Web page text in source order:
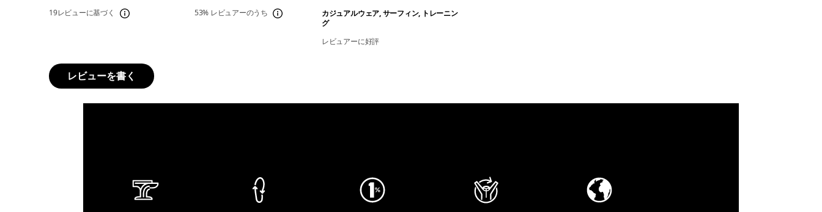
19レビューに基づく 53% レビュアーのうち
カジュアルウェア, サーフィン, トレーニン
グ
レビュアーに好評
レビューを書く